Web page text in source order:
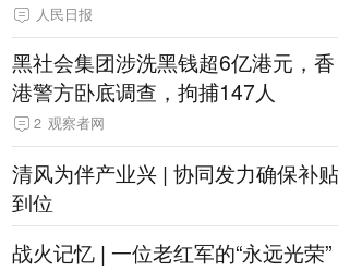
人民日报
黑社会集团涉洗黑钱超6亿港元，香
港警方卧底调查，拘捕147人
2 观察者网
清风为伴产业兴 | 协同发力确保补
到位
战火记忆 | 一位老红军的“永远光荣”